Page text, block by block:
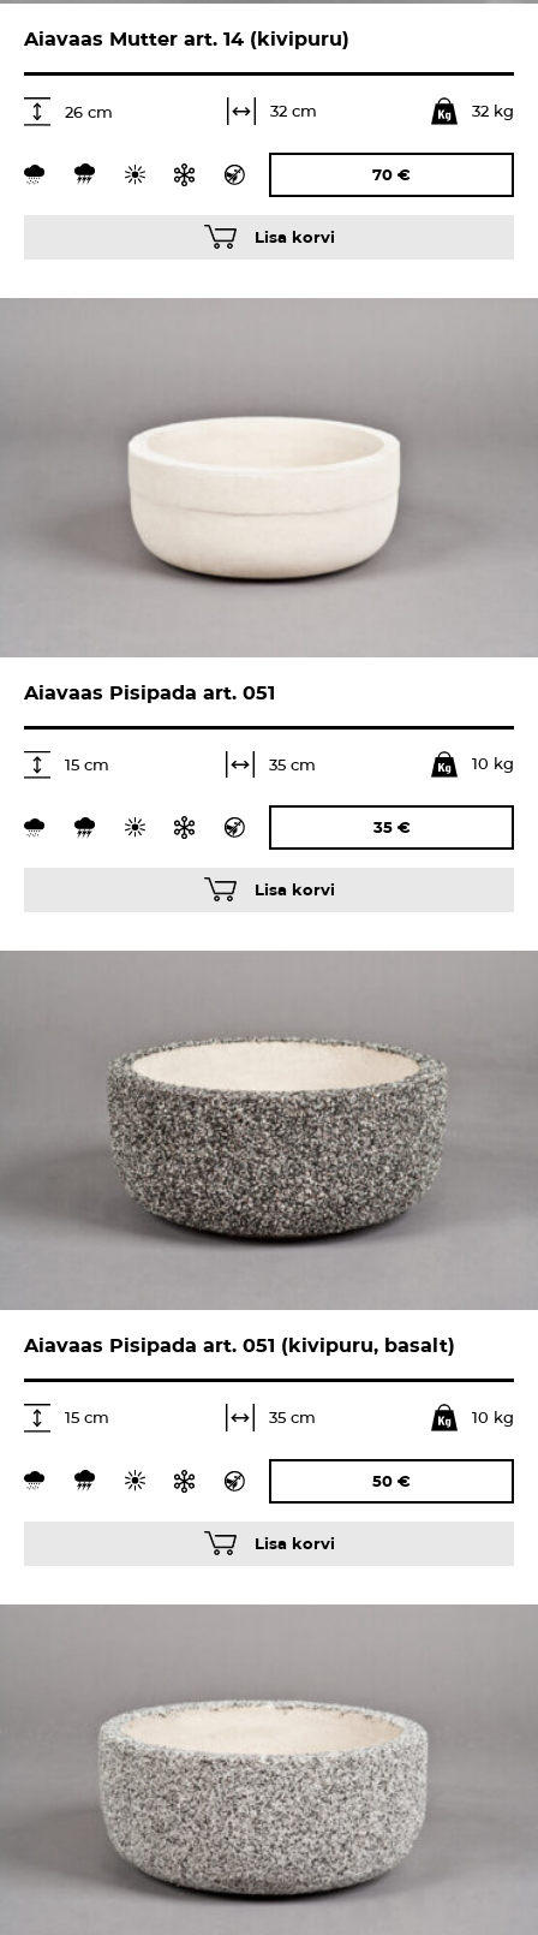
Aiavaas Mutter art. 14 (kivipuru)
26 cm 32 cm 32 kg
70 €
Lisa korvi
Aiavaas Pisipada art. 051
15 cm 35 cm 10 kg
35 €
Lisa korvi
Aiavaas Pisipada art. 051 (kivipuru, basalt)
15 cm 35 cm 10 kg
50 €
Lisa korvi